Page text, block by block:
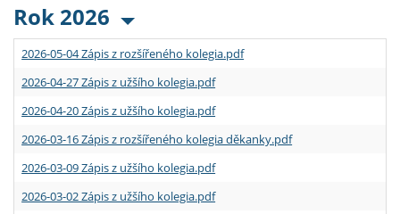
Rok 2026
2026-05-04 Zápis z rozšířeného kolegia.pdf
2026-04-27 Zápis z užšího kolegia.pdf
2026-04-20 Zápis z užšího kolegia.pdf
2026-03-16 Zápis z rozšířeného kolegia děkanky.pdf
2026-03-09 Zápis z užšího kolegia.pdf
2026-03-02 Zápis z užšího kolegia.pdf